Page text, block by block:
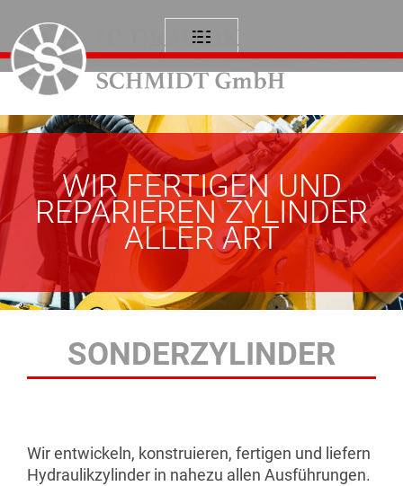
WIR FERTIGEN UND
REPARIEREN ZYLINDER
ALLER ART
SONDERZYLINDER
Wir entwickeln, konstruieren, fertigen und liefern
Hydraulikzylinder in nahezu allen Ausführungen.